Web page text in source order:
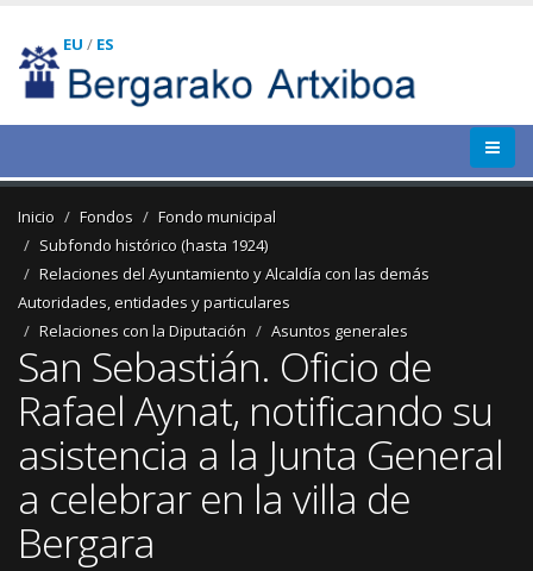
EU / ES
Inicio Fondos
Fondo municipal
Subfondo histórico (hasta 1924)
Relaciones del Ayuntamiento y Alcaldía con las demás
Autoridades, entidades y particulares
Relaciones con la Diputación
Asuntos generales
San Sebastián. Oficio de
Rafael Aynat, notificando su
asistencia a la Junta General
a celebrar en la villa de
Bergara